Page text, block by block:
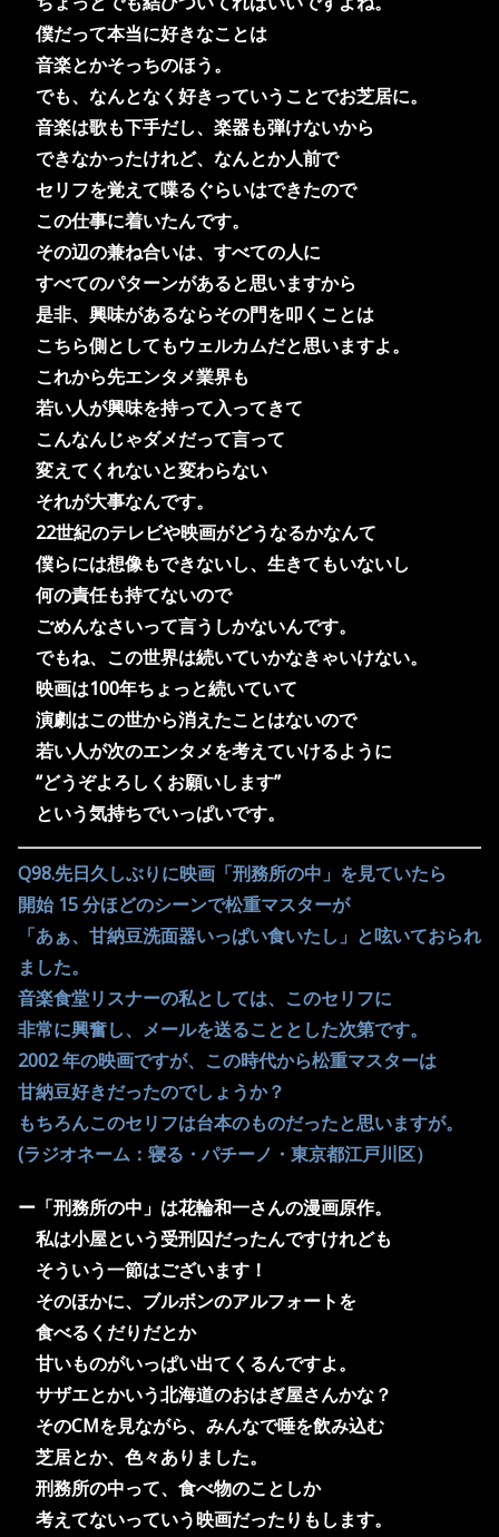
僕だって本当に好きなことは
音楽とかそっちのほう。
でも、なんとなく好きっていうことでお芝居に。
音楽は歌も下手だし、楽器も弾けないから
できなかったけれど、なんとか人前で
セリフを覚えて喋るぐらいはできたので
この仕事に着いたんです。
その辺の兼ね合いは、すべての人に
すべてのパターンがあると思いますから
是非、興味があるならその門を叩くことは
こちら側としてもウェルカムだと思いますよ。
これから先エンタメ業界も
若い人が興味を持って入ってきて
こんなんじゃダメだって言って
変えてくれないと変わらない
それが大事なんです。
22世紀のテレビや映画がどうなるかなんて
僕らには想像もできないし、生きてもいないし
何の責任も持てないので
ごめんなさいって言うしかないんです。
でもね、この世界は続いていかなきゃいけない。
映画は100年ちょっと続いていて
演劇はこの世から消えたことはないので
若い人が次のエンタメを考えていけるように
“どうぞよろしくお願いします”
という気持ちでいっぱいです。
Q98.先日久しぶりに映画「刑務所の中」を見ていたら
開始 15 分ほどのシーンで松重マスターが
「あぁ、甘納豆洗面器いっぱい食いたし」と呟いておられ
ました。
音楽食堂リスナーの私としては、このセリフに
非常に興奮し、メールを送ることとした次第です。
2002 年の映画ですが、この時代から松重マスターは
甘納豆好きだったのでしょうか？
もちろんこのセリフは台本のものだったと思いますが。
(ラジオネーム：寝る・パチーノ・東京都江戸川区）
ー「刑務所の中」は花輪和一さんの漫画原作。
私は小屋という受刑囚だったんですけれども
そういう一節はございます！
そのほかに、ブルボンのアルフォートを
食べるくだりだとか
甘いものがいっぱい出てくるんですよ。
サザエとかいう北海道のおはぎ屋さんかな？
そのCMを見ながら、みんなで唾を飲み込む
芝居とか、色々ありました。
刑務所の中って、食べ物のことしか
考えてないっていう映画だったりもします。